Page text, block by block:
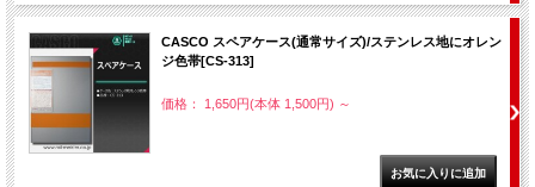
CASCO スペアケース(通常サイズ)/ステンレス地にオレン
ジ色帯[CS-313]
価格： 1,650円(本体 1,500円) ～